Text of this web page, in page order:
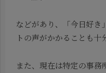
などがあり、「今日好き
トの声がかかることも十
また、現在は特定の事務